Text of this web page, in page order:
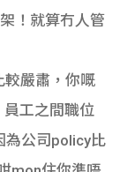
！就算冇人管
較嚴肅，你嘅
工之間職位
為公司policy比